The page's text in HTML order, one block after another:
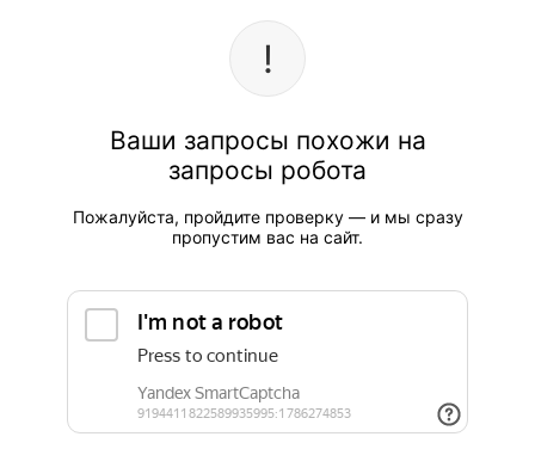
Ваши запросы похожи на
запросы робота
Пожалуйста, пройдите проверку — и мы сразу
пропустим вас на сайт.